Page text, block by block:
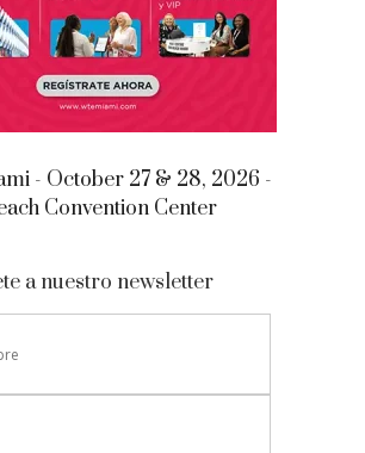
- October 27 & 28, 2026 -
Convention Center
a nuestro newsletter